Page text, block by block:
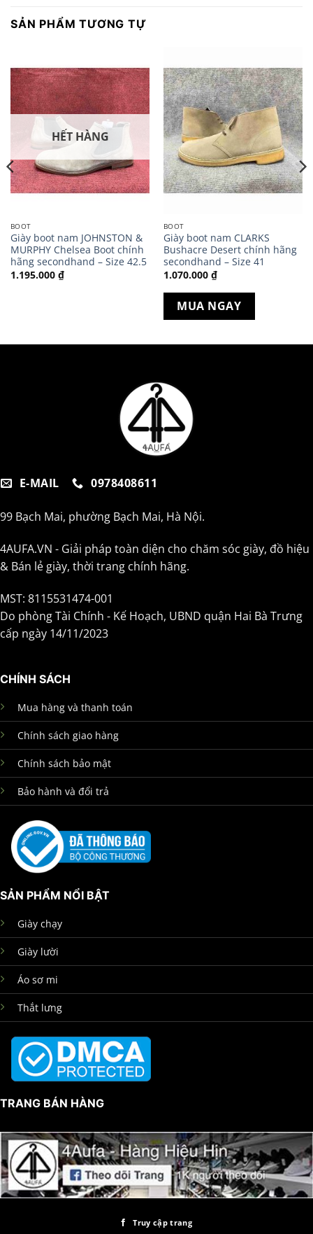
SẢN PHẨM TƯƠNG TỰ
HẾT HÀNG
BOOT
Giày boot nam JOHNSTON &
MURPHY Chelsea Boot chính
hãng secondhand – Size 42.5
1.195.000 ₫
BOOT
Giày boot nam CLARKS
Bushacre Desert chính hãng
secondhand – Size 41
1.070.000 ₫
MUA NGAY
E-MAIL 0978408611
99 Bạch Mai, phường Bạch Mai, Hà Nội.
4AUFA.VN - Giải pháp toàn diện cho chăm sóc giày, đồ hiệu
& Bán lẻ giày, thời trang chính hãng.
MST: 8115531474-001
Do phòng Tài Chính - Kế Hoạch, UBND quận Hai Bà Trưng
cấp ngày 14/11/2023
CHÍNH SÁCH
Mua hàng và thanh toán
Chính sách giao hàng
Chính sách bảo mật
Bảo hành và đổi trả
SẢN PHẨM NỔI BẬT
Giày chạy
Giày lười
Áo sơ mi
Thắt lưng
TRANG BÁN HÀNG
Truy cập trang